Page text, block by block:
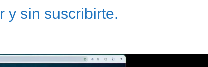
y sin suscribirte.